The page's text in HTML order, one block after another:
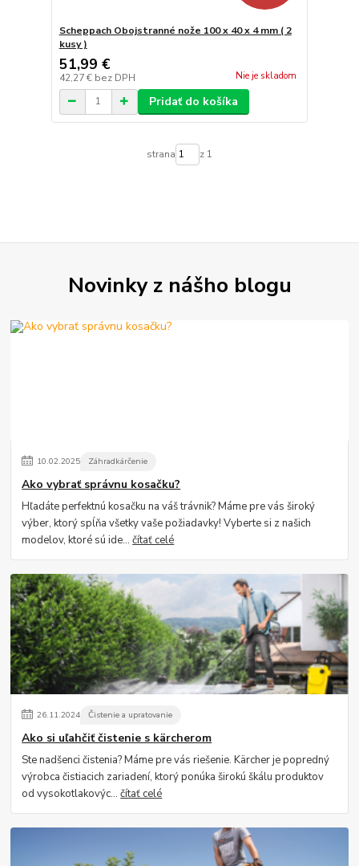
Scheppach Obojstranné nože 100 x 40 x 4 mm ( 2
kusy )
51,99 €
42,27 € bez DPH Nie je skladom
Pridať do košíka
strana z 1
Novinky z nášho blogu
10.02.2025 Záhradkárčenie
Ako vybrať správnu kosačku?
Hľadáte perfektnú kosačku na váš trávnik? Máme pre vás široký
výber, ktorý spĺňa všetky vaše požiadavky! Vyberte si z našich
modelov, ktoré sú ide...čítať celé
26.11.2024 Čistenie a upratovanie
Ako si uľahčiť čistenie s kärcherom
Ste nadšenci čistenia? Máme pre vás riešenie. Kärcher je popredný
výrobca čistiacich zariadení, ktorý ponúka širokú škálu produktov
od vysokotlakovýc...čítať celé